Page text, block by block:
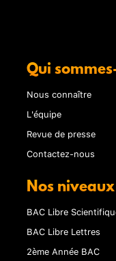
Qui
Nous connaître
L'équipe
Revue de presse
Contactez-nous
Nos niveaux
BAC Libre
BAC Libre Lettres
2ème Année BAC